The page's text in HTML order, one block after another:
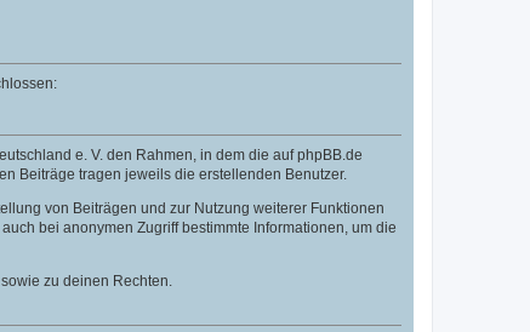
e. V. den Rahmen, in dem die auf phpBB.de
Beiträge tragen jeweils die erstellenden Benutzer.
von Beiträgen und zur Nutzung weiterer Funktionen
bei anonymen Zugriff bestimmte Informationen, um die
zu deinen Rechten.